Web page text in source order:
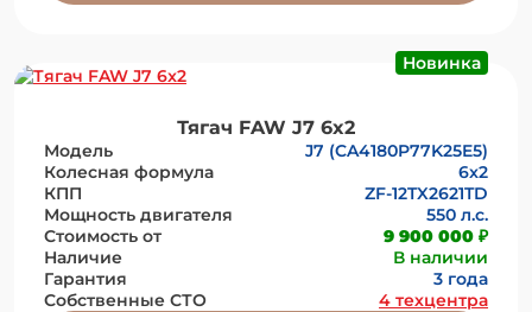
Новинка
Тягач FAW J7 6x2
Модель
J7 (CA4180P77K25E5)
Колесная формула
6x2
КПП
ZF-12TX2621TD
Мощность двигателя
550 л.с.
Стоимость от
9 900 000 ₽
Наличие
В наличии
Гарантия
3 года
Собственные СТО
4 техцентра